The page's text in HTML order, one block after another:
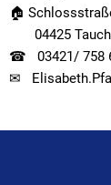
🏠
04425
☎ 03421/ 758
✉